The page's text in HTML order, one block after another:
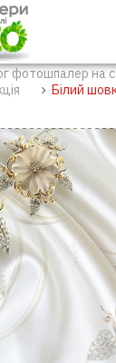
фотошпалер на
Білий